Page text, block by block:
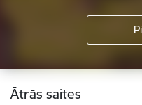
Kājene
Ātrās saites